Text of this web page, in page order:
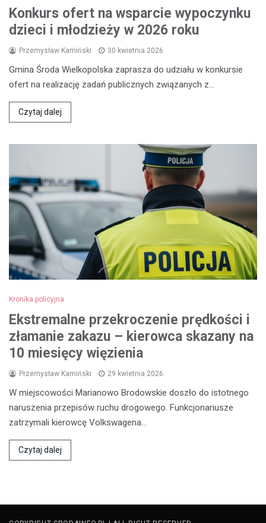
Konkurs ofert na wsparcie wypoczynku
dzieci i młodzieży w 2026 roku
Przemysław Kamiński 30 kwietnia 2026
Gmina Środa Wielkopolska zaprasza do udziału w konkursie
ofert na realizację zadań publicznych związanych z…
Czytaj dalej
Kronika policyjna
Ekstremalne przekroczenie prędkości i
złamanie zakazu – kierowca skazany na
10 miesięcy więzienia
Przemysław Kamiński 29 kwietnia 2026
W miejscowości Marianowo Brodowskie doszło do istotnego
naruszenia przepisów ruchu drogowego. Funkcjonariusze
zatrzymali kierowcę Volkswagena…
Czytaj dalej